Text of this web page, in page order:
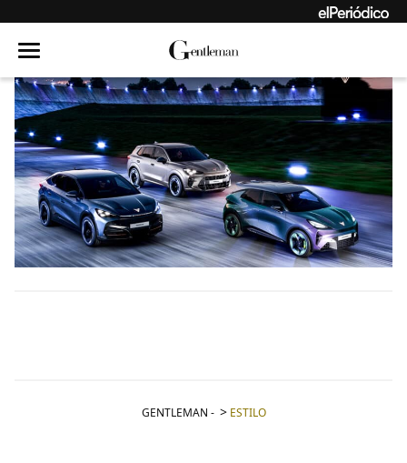
GENTLEMAN - ESTILO